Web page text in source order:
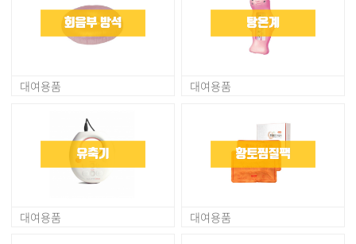
대여용품 대여용품
대여용품 대여용품